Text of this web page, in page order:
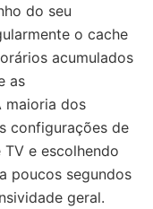
do seu
o cache
acumulados
as
maioria dos
configurações de
e escolhendo
poucos segundos
geral.